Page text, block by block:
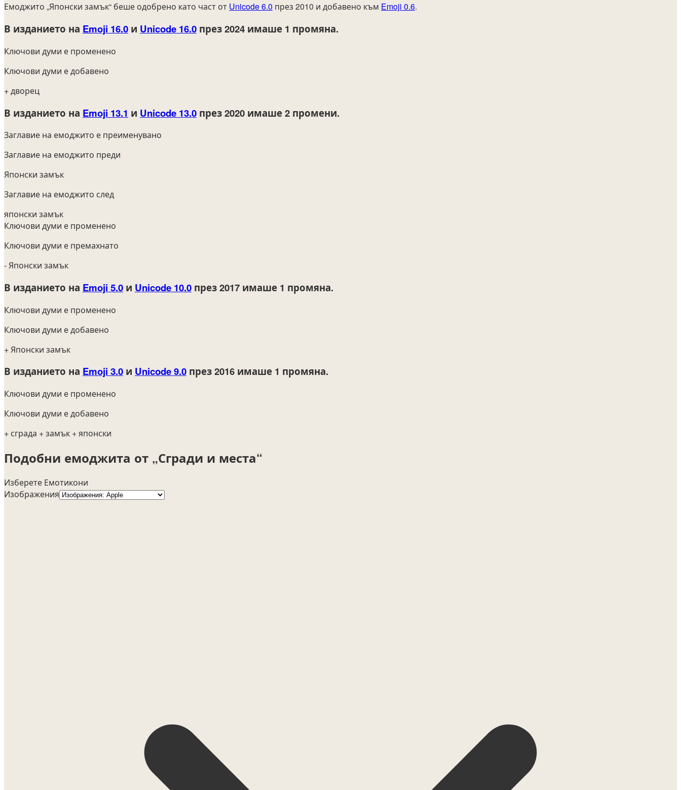
Емоджито „Японски замък“ беше одобрено като част от Unicode 6.0 през 2010 и добавено към Emoji 0.6.
В изданието на Emoji 16.0 и Unicode 16.0 през 2024 имаше 1 промяна.
Ключови думи е променено
Ключови думи е добавено
+ дворец
В изданието на Emoji 13.1 и Unicode 13.0 през 2020 имаше 2 промени.
Заглавие на емоджито е преименувано
Заглавие на емоджито преди
Японски замък
Заглавие на емоджито след
японски замък
Ключови думи е променено
Ключови думи е премахнато
- Японски замък
В изданието на Emoji 5.0 и Unicode 10.0 през 2017 имаше 1 промяна.
Ключови думи е променено
Ключови думи е добавено
+ Японски замък
В изданието на Emoji 3.0 и Unicode 9.0 през 2016 имаше 1 промяна.
Ключови думи е променено
Ключови думи е добавено
+ сграда + замък + японски
Подобни емоджита от „Сгради и места“
Изберете Емотикони
Изображения